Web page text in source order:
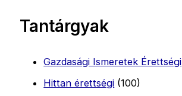
Tantárgyak
Gazdasági Ismeretek Érettségi
Hittan érettségi (100)